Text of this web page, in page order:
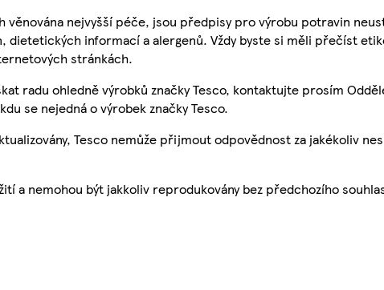
nejvyšší péče, jsou předpisy pro výrobu potravin
dietetických informací a alergenů. Vždy byste si měli přečíst
stránkách.
radu ohledně výrobků značky Tesco, kontaktujte prosím
se nejedná o výrobek značky Tesco.
Tesco nemůže přijmout odpovědnost za jakékoliv
a nemohou být jakkoliv reprodukovány bez předchozího